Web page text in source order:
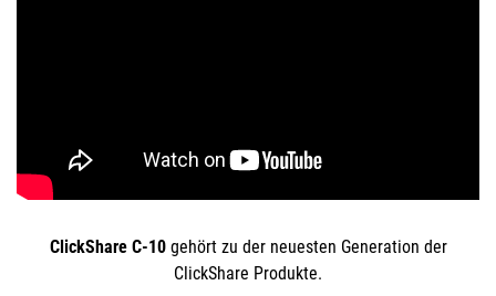
ClickShare C-10gehört zu der neuesten Generation der
ClickShare Produkte.